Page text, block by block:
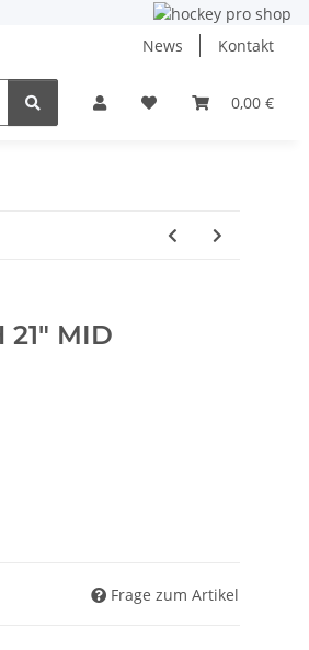
News Kontakt
0,00 €
NHL und DEB
MID
Frage zum Artikel